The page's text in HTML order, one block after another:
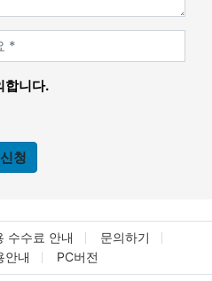
합니다.
신청
수수료 안내
문의하기
안내
PC버전